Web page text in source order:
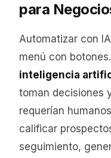
para
Automatizar con
menú con
inteligencia
toman decisiones
requerían
calificar
seguimiento,